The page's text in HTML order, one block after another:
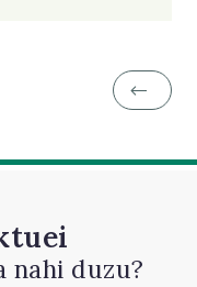
nahi duzu?